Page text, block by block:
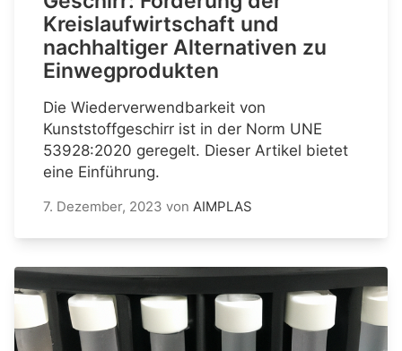
Kreislaufwirtschaft und
nachhaltiger Alternativen zu
Einwegprodukten
Die Wiederverwendbarkeit von
Kunststoffgeschirr ist in der Norm UNE
53928:2020 geregelt. Dieser Artikel bietet
eine Einführung.
7. Dezember, 2023 von AIMPLAS